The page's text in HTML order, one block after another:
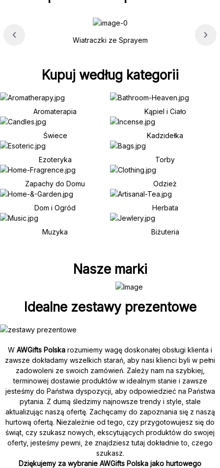
Wiatraczki ze Sprayem
Kupuj według kategorii
Aromaterapia Kąpiel i Ciało
Świece Kadzidełka
Ezoteryka Torby
Zapachy do Domu Odzież
Dom i Ogród Herbata
Muzyka Biżuteria
Nasze marki
Idealne zestawy prezentowe
W AWGifts Polska rozumiemy wagę doskonałej obsługi klienta i
zawsze dokładamy wszelkich starań, aby nasi klienci byli w pełni
zadowoleni ze swoich zamówień. Zależy nam na szybkiej,
terminowej dostawie produktów w idealnym stanie i zawsze
jesteśmy do Państwa dyspozycji, aby odpowiedzieć na Państwa
pytania. Z dumą śledzimy najnowsze trendy i style, stale
aktualizując naszą ofertę. Zachęcamy do zapoznania się z naszą
hurtową ofertą. Niezależnie od tego, czy przygotowujesz się do
świąt, czy szukasz nowych, ekscytujących produktów do swojej
oferty, jesteśmy pewni, że znajdziesz tutaj dokładnie to, czego
szukasz.
Dziękujemy za wybranie AWGifts Polska jako hurtowego